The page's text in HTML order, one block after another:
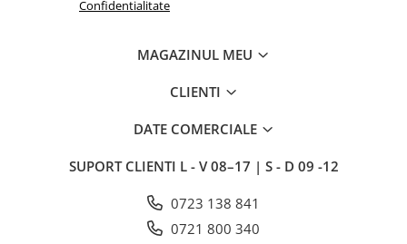
Confidentialitate
MAGAZINUL MEU
CLIENTI
DATE COMERCIALE
SUPORT CLIENTI L - V 08–17 | S - D 09 -12
0723 138 841
0721 800 340